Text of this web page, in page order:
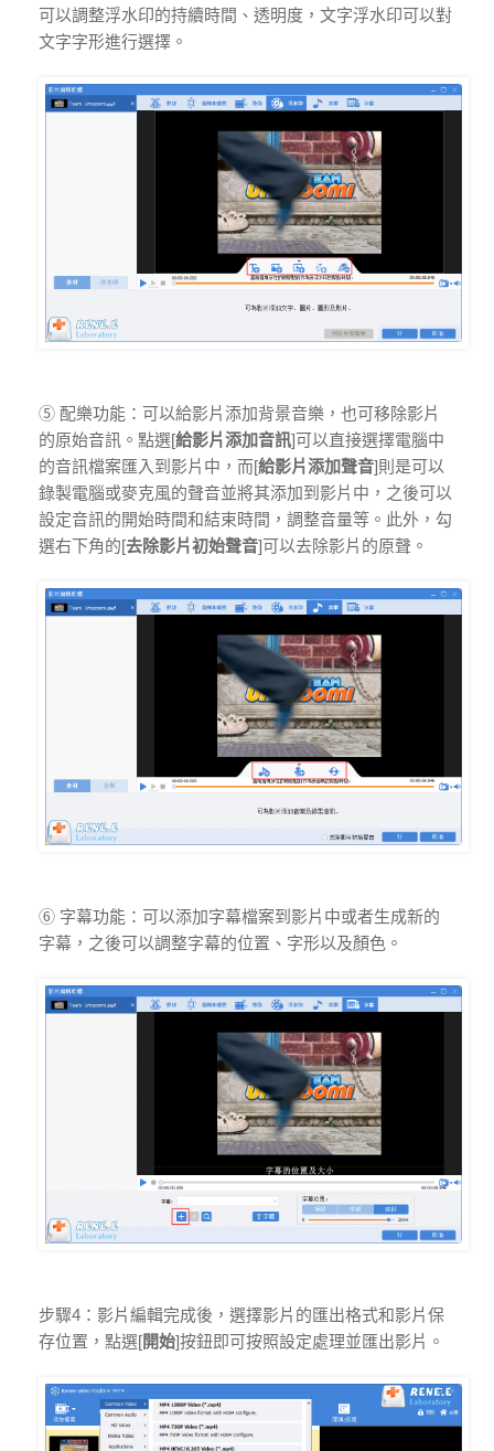
可以調整浮水印的持續時間、透明度，文字浮水印可以對
文字字形進行選擇。
⑤ 配樂功能：可以給影片添加背景音樂，也可移除影片
的原始音訊。點選[給影片添加音訊]可以直接選擇電腦中
的音訊檔案匯入到影片中，而[給影片添加聲音]則是可以
錄製電腦或麥克風的聲音並將其添加到影片中，之後可以
設定音訊的開始時間和結束時間，調整音量等。此外，勾
選右下角的[去除影片初始聲音]可以去除影片的原聲。
⑥ 字幕功能：可以添加字幕檔案到影片中或者生成新的
字幕，之後可以調整字幕的位置、字形以及顏色。
步驟4：影片編輯完成後，選擇影片的匯出格式和影片保
存位置，點選[開始]按鈕即可按照設定處理並匯出影片。